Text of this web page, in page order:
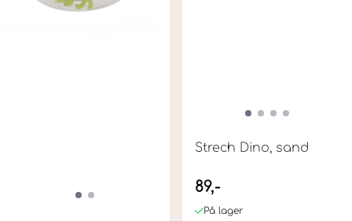
Strech Dino, sand
89,-
På lager